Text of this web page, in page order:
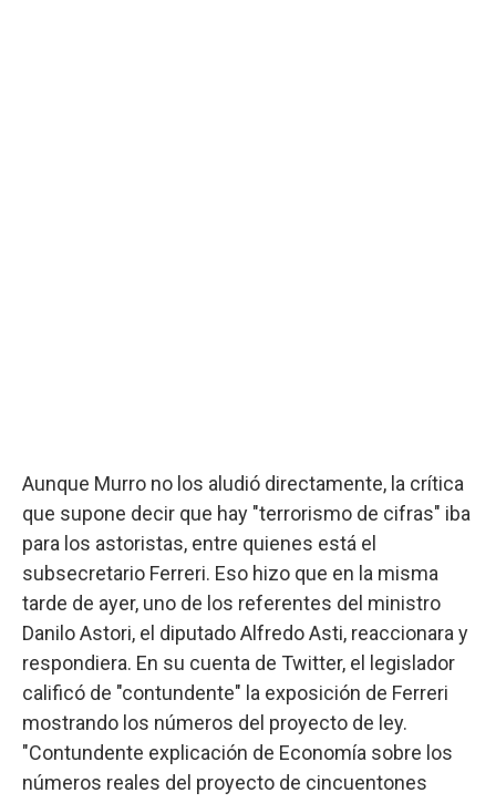
Aunque Murro no los aludió directamente, la crítica
que supone decir que hay "terrorismo de cifras" iba
para los astoristas, entre quienes está el
subsecretario Ferreri. Eso hizo que en la misma
tarde de ayer, uno de los referentes del ministro
Danilo Astori, el diputado Alfredo Asti, reaccionara y
respondiera. En su cuenta de Twitter, el legislador
calificó de "contundente" la exposición de Ferreri
mostrando los números del proyecto de ley.
"Contundente explicación de Economía sobre los
números reales del proyecto de cincuentones